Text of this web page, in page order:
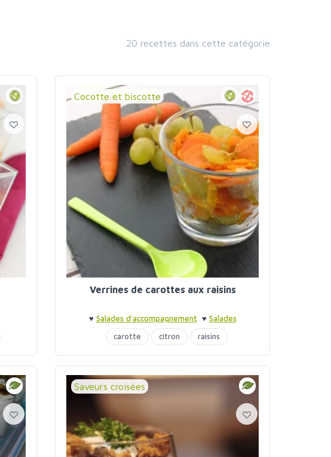
20 recettes dans cette catégorie
Cocotte et biscotte
Verrines de carottes aux raisins
♥ Salades d'accompagnement ♥ Salades
d'accompagnement
♥ Verrines
carotte citron raisins
Saveurs croisées